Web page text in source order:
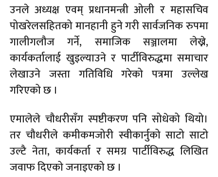
उनले अध्यक्ष एवम् प्रधानमन्त्री ओली र महासचिव
पोखरेलसहितको मानहानी हुने गरी सार्वजनिक रुपमा
गालीगलौज गर्ने, समाजिक सञ्जालमा लेख्ने,
कार्यकर्तालाई खुइल्याउने र पार्टीविरुद्धमा समाचार
लेखाउने जस्ता गतिविधि गरेको पत्रमा उल्लेख
गरिएको छ ।
एमालेले चौधरीसँग स्पष्टीकरण पनि सोधेको थियो।
तर चौधरीले कमीकमजोरी स्वीकार्नुको साटो साटो
उल्टै नेता, कार्यकर्ता र समग्र पार्टीविरुद्ध लिखित
जवाफ दिएको जनाइएको छ ।